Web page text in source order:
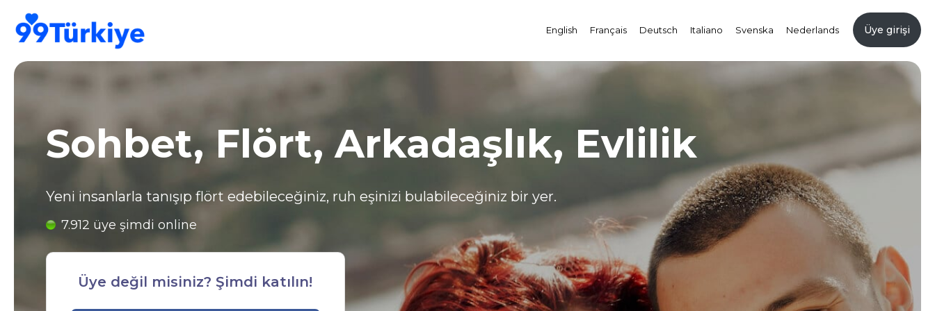
English Français Deutsch Italiano Svenska Nederlands Üye girişi
Sohbet, Flört, Arkadaşlık, Evlilik
Yeni insanlarla tanışıp flört edebileceğiniz, ruh eşinizi bulabileceğiniz bir yer.
7.912 üye şimdi online
Üye değil misiniz? Şimdi katılın!